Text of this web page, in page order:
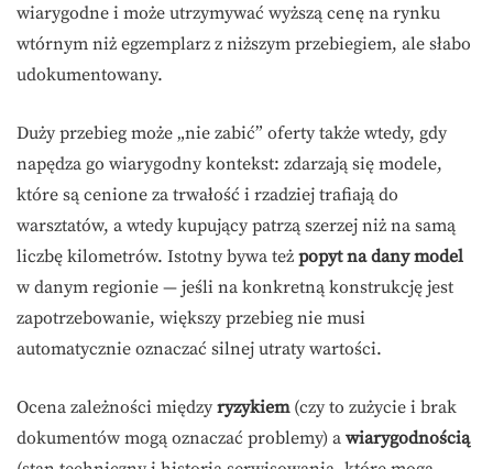
wiarygodne i może utrzymywać wyższą cenę na rynku
wtórnym niż egzemplarz z niższym przebiegiem, ale słabo
udokumentowany.
Duży przebieg może „nie zabić” oferty także wtedy, gdy
napędza go wiarygodny kontekst: zdarzają się modele,
które są cenione za trwałość i rzadziej trafiają do
warsztatów, a wtedy kupujący patrzą szerzej niż na samą
liczbę kilometrów. Istotny bywa też popyt na dany model
w danym regionie — jeśli na konkretną konstrukcję jest
zapotrzebowanie, większy przebieg nie musi
automatycznie oznaczać silnej utraty wartości.
Ocena zależności między ryzykiem(czy to zużycie i brak
dokumentów mogą oznaczać problemy) a wiarygodnością